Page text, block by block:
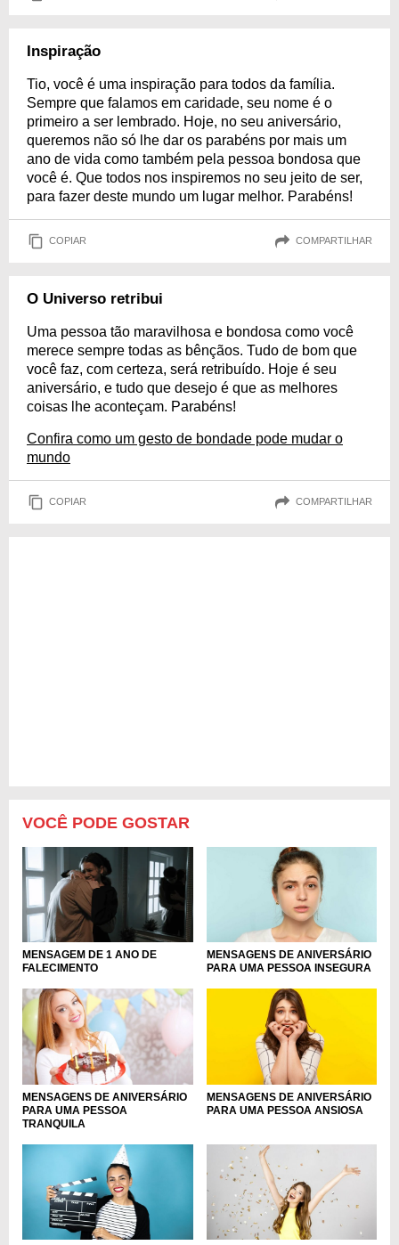
Inspiração
Tio, você é uma inspiração para todos da família.
Sempre que falamos em caridade, seu nome é o
primeiro a ser lembrado. Hoje, no seu aniversário,
queremos não só lhe dar os parabéns por mais um
ano de vida como também pela pessoa bondosa que
você é. Que todos nos inspiremos no seu jeito de ser,
para fazer deste mundo um lugar melhor. Parabéns!
COPIAR COMPARTILHAR
O Universo retribui
Uma pessoa tão maravilhosa e bondosa como você
merece sempre todas as bênçãos. Tudo de bom que
você faz, com certeza, será retribuído. Hoje é seu
aniversário, e tudo que desejo é que as melhores
coisas lhe aconteçam. Parabéns!
Confira como um gesto de bondade pode mudar o
mundo
COPIAR COMPARTILHAR
VOCÊ PODE GOSTAR
MENSAGEM DE 1 ANO DE
FALECIMENTO
MENSAGENS DE ANIVERSÁRIO
PARA UMA PESSOA INSEGURA
MENSAGENS DE ANIVERSÁRIO
PARA UMA PESSOA
TRANQUILA
MENSAGENS DE ANIVERSÁRIO
PARA UMA PESSOA ANSIOSA